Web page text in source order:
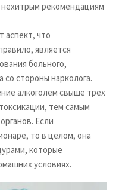
рекомендациям
аспект, что
является
больного,
со стороны нарколога.
алкоголем свыше трех
тем самым
Если
то в целом, она
которые
условиях.